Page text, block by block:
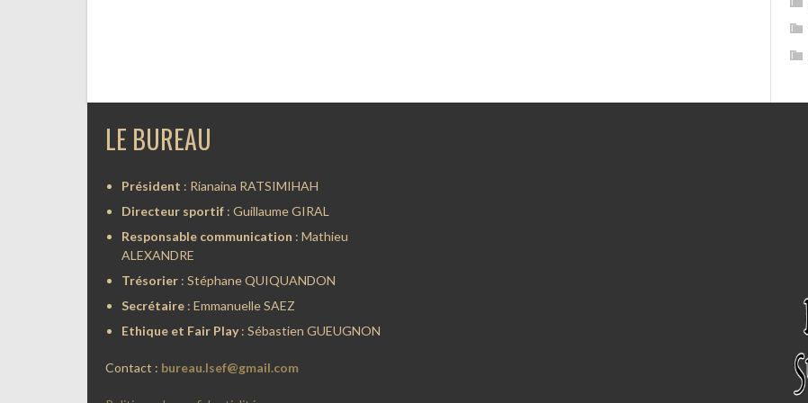
LE BUREAU
Président : Rianaina RATSIMIHAH
Directeur sportif: Guillaume GIRAL
Responsable communication : Mathieu
ALEXANDRE
Trésorier : Stéphane QUIQUANDON
Secrétaire: Emmanuelle SAEZ
Ethique et Fair Play: Sébastien GUEUGNON
Contact : bureau.lsef@gmail.com